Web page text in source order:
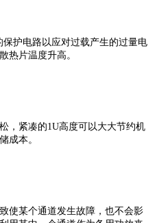
护电路以应对过载产生的过量电
热片温度升高。
，紧凑的1U高度可以大大节约机
成本。
使某个通道发生故障，也不会影